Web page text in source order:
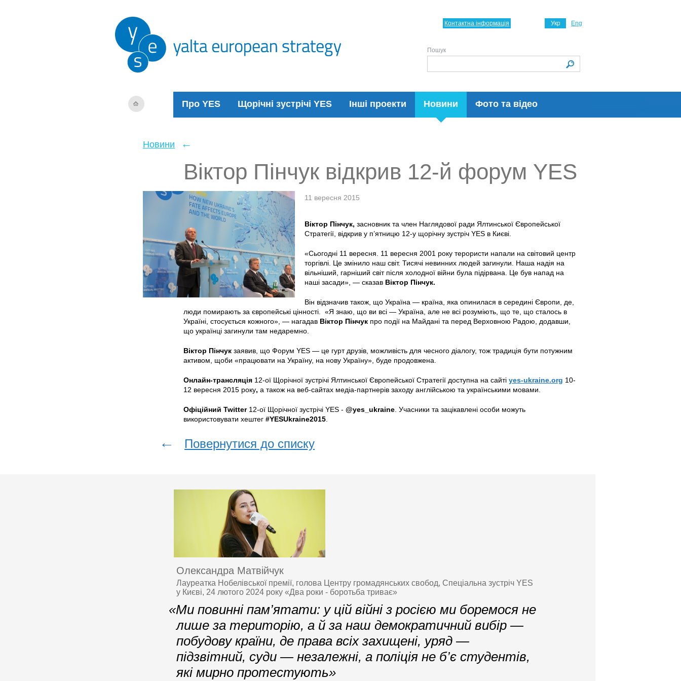
Про YES Щорічні зустрічі YES Інші проекти Новини Фото та відео
Укр Eng
Контактна інформація
Пошук
Новини ←
Віктор Пінчук відкрив 12-й форум YES
11 вересня 2015
Віктор Пінчук, засновник та член Наглядової ради Ялтинської Європейської
Стратегії, відкрив у п’ятницю 12-у щорічну зустріч YES в Києві.
«Сьогодні 11 вересня. 11 вересня 2001 року терористи напали на світовий центр
торгівлі. Це змінило наш світ. Тисячі невинних людей загинули. Наша надія на
вільніший, гарніший світ після холодної війни була підірвана. Це був напад на
наші засади», — сказав Віктор Пінчук.
Він відзначив також, що Україна — країна, яка опинилася в середині Європи, де,
люди помирають за європейські цінності. «Я знаю, що ви всі — Україна, але не всі розуміють, що те, що сталось в
Україні, стосується кожного», — нагадав Віктор Пінчук про події на Майдані та перед Верховною Радою, додавши,
що українці загинули там недаремно.
Віктор Пінчук заявив, що Форум YES — це гурт друзів, можливість для чесного діалогу, тож традиція бути потужним
активом, щоби «працювати на Україну, на нову Україну», буде продовжена.
Онлайн-трансляція 12-ої Щорічної зустрічі Ялтинської Європейської Стратегії доступна на сайті yes-ukraine.org 10-
12 вересня 2015 року, а також на веб-сайтах медіа-партнерів заходу англійською та українськими мовами.
Офіційний Twitter12-ої Щорічної зустрічі YES - @yes_ukraine . Учасники та зацікавлені особи можуть
використовувати хештег #YESUkraine2015
← Повернутися до списку
Олександра Матвійчук
Лауреатка Нобелівської премії, голова Центру громадянських свобод, Спеціальна зустріч YES
у Києві, 24 лютого 2024 року «Два роки - боротьба триває»
«Ми повинні пам’ятати: у цій війні з росією ми боремося не
лише за територію, а й за наш демократичний вибір —
побудову країни, де права всіх захищені, уряд —
підзвітний, суди — незалежні, а поліція не б’є студентів,
які мирно протестують»